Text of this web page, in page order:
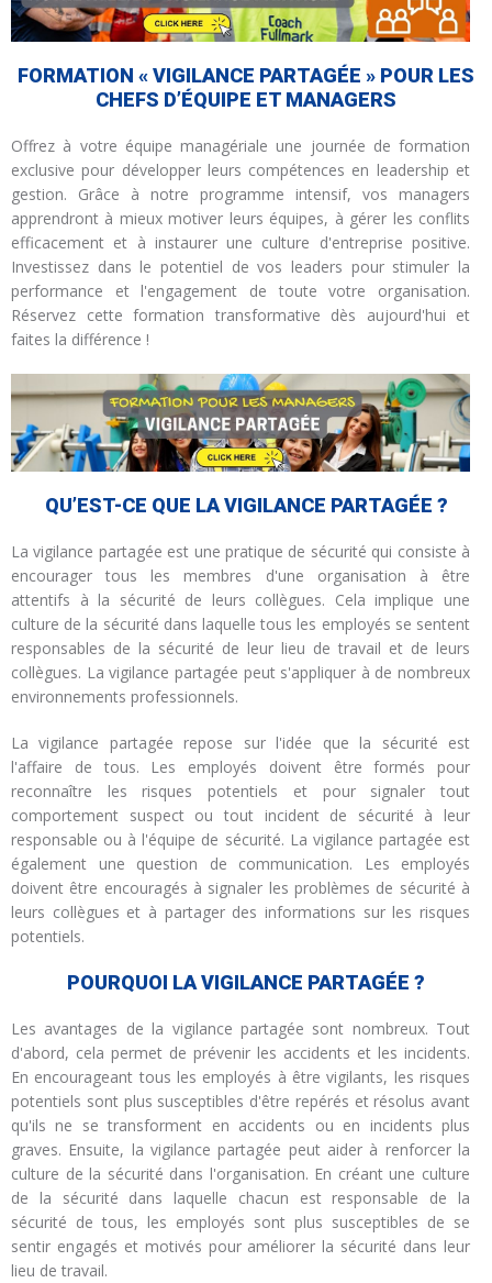
FORMATION « VIGILANCE PARTAGÉE » POUR LES
CHEFS D’ÉQUIPE ET MANAGERS
Offrez à votre équipe managériale une journée de formation
exclusive pour développer leurs compétences en leadership et
gestion. Grâce à notre programme intensif, vos managers
apprendront à mieux motiver leurs équipes, à gérer les conflits
efficacement et à instaurer une culture d'entreprise positive.
Investissez dans le potentiel de vos leaders pour stimuler la
performance et l'engagement de toute votre organisation.
Réservez cette formation transformative dès aujourd'hui et
faites la différence !
QU’EST-CE QUE LA VIGILANCE PARTAGÉE ?
La vigilance partagée est une pratique de sécurité qui consiste à
encourager tous les membres d'une organisation à être
attentifs à la sécurité de leurs collègues. Cela implique une
culture de la sécurité dans laquelle tous les employés se sentent
responsables de la sécurité de leur lieu de travail et de leurs
collègues. La vigilance partagée peut s'appliquer à de nombreux
environnements professionnels.
La vigilance partagée repose sur l'idée que la sécurité est
l'affaire de tous. Les employés doivent être formés pour
reconnaître les risques potentiels et pour signaler tout
comportement suspect ou tout incident de sécurité à leur
responsable ou à l'équipe de sécurité. La vigilance partagée est
également une question de communication. Les employés
doivent être encouragés à signaler les problèmes de sécurité à
leurs collègues et à partager des informations sur les risques
potentiels.
POURQUOI LA VIGILANCE PARTAGÉE ?
Les avantages de la vigilance partagée sont nombreux. Tout
d'abord, cela permet de prévenir les accidents et les incidents.
En encourageant tous les employés à être vigilants, les risques
potentiels sont plus susceptibles d'être repérés et résolus avant
qu'ils ne se transforment en accidents ou en incidents plus
graves. Ensuite, la vigilance partagée peut aider à renforcer la
culture de la sécurité dans l'organisation. En créant une culture
de la sécurité dans laquelle chacun est responsable de la
sécurité de tous, les employés sont plus susceptibles de se
sentir engagés et motivés pour améliorer la sécurité dans leur
lieu de travail.